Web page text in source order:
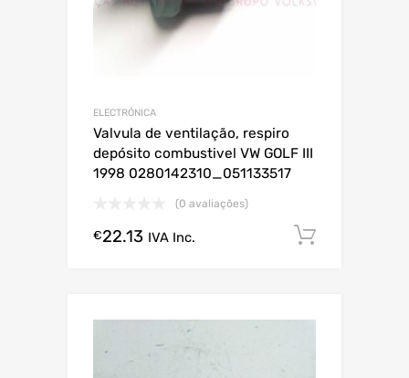
ELECTRÓNICA
Valvula de ventilação, respiro
depósito combustivel VW GOLF III
1998 0280142310_051133517
(0 avaliações)
€22.13 IVA Inc.